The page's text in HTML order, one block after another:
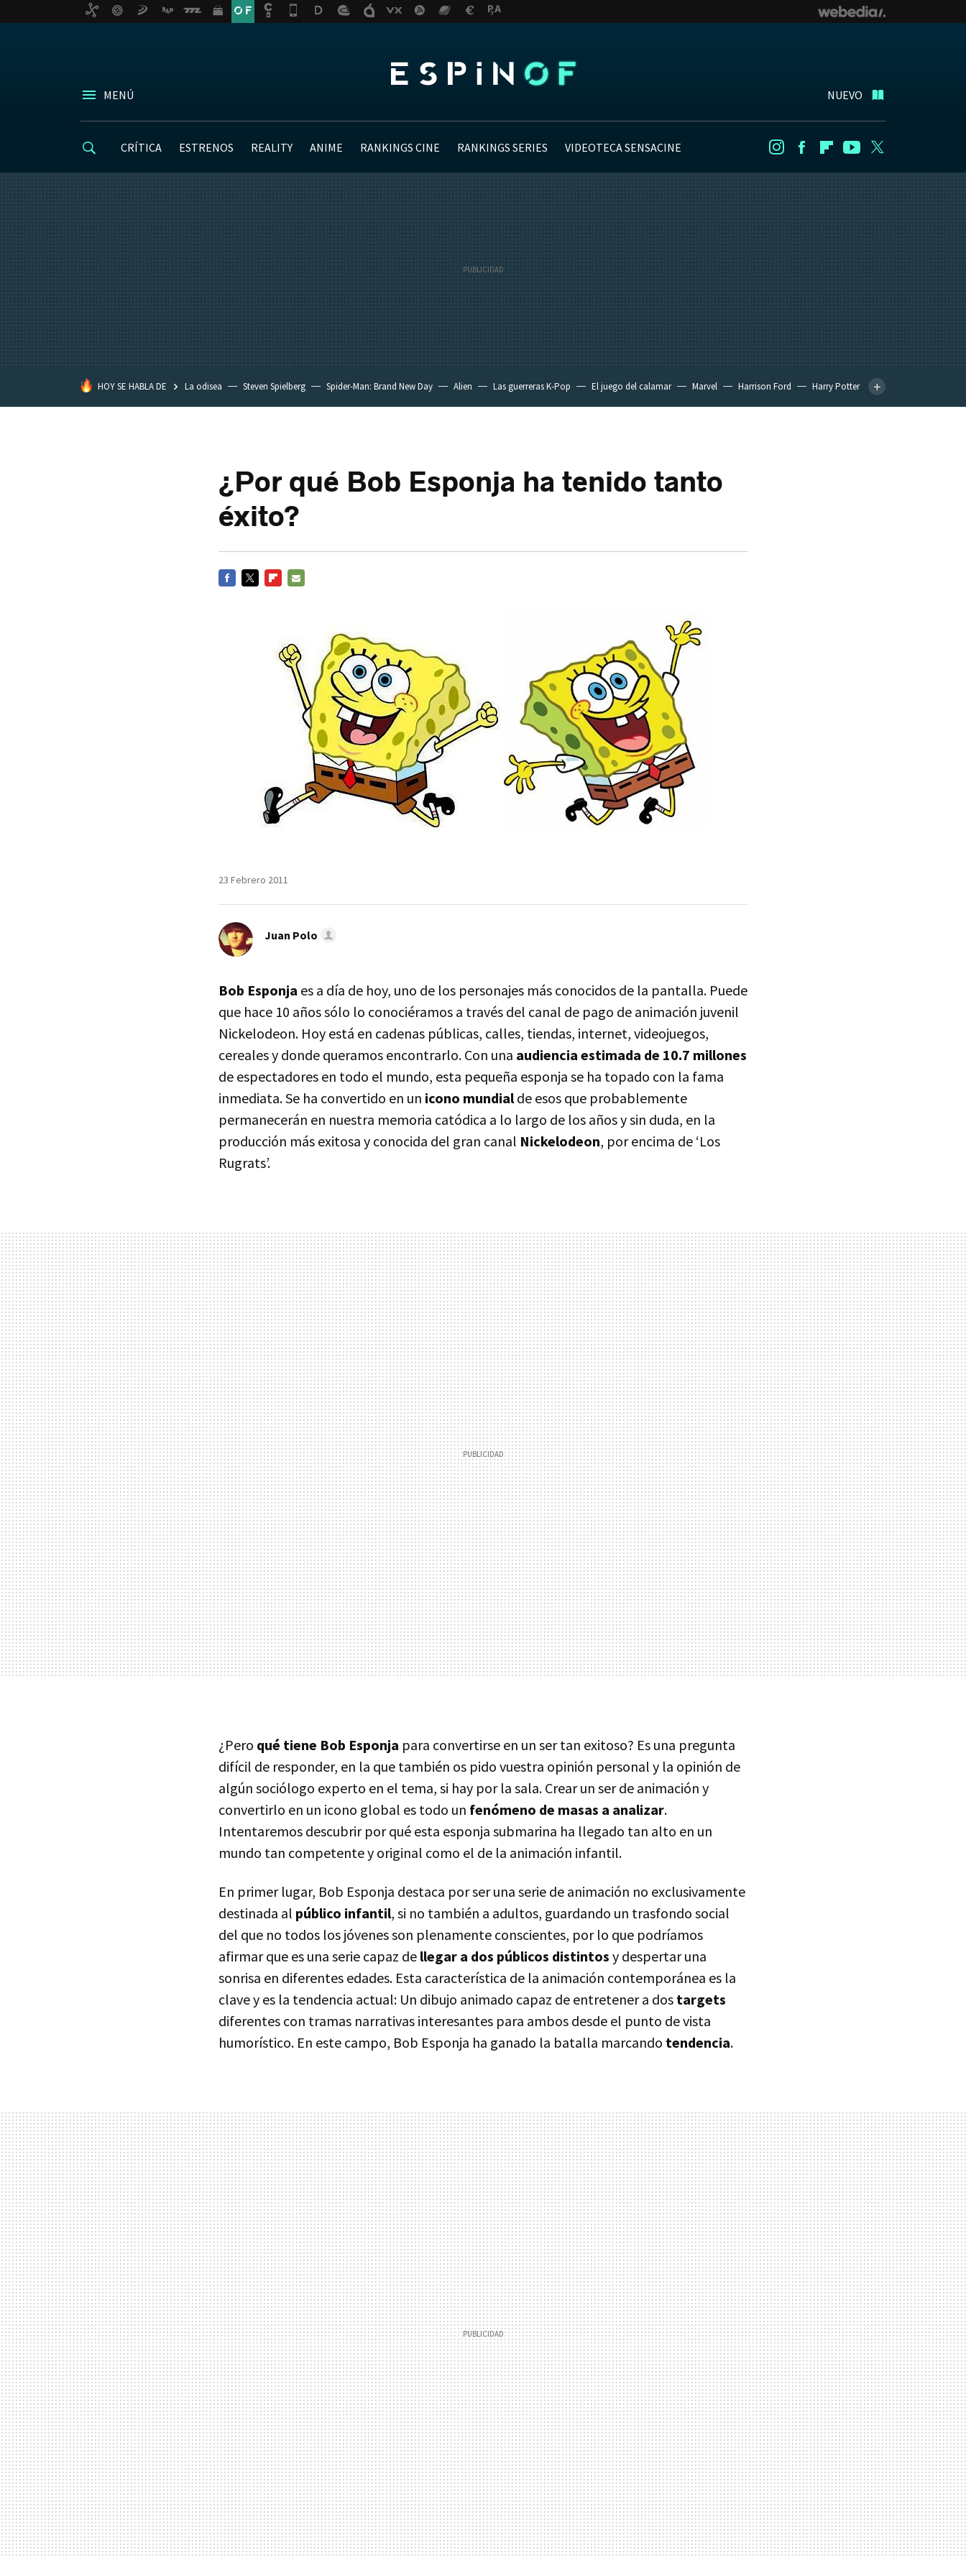
MENÚ NUEVO
CRÍTICA ESTRENOS REALITY ANIME RANKINGS CINE RANKINGS SERIES VIDEOTECA SENSACINE InstagramFacebookFlipboard
Youtube
HOY SE HABLA DE La odisea Steven Spielberg Spider-Man: Brand New Day Alien Las guerreras K-Pop El juego del calamar Marvel Harrison Ford
Harry Potter
¿Por qué Bob Esponja ha tenido tanto
éxito?
23 Febrero 2011
Juan Polo
Bob Esponja es a día de hoy, uno de los personajes más conocidos de la pantalla. Puede
que hace 10 años sólo lo conociéramos a través del canal de pago de animación juvenil
Nickelodeon. Hoy está en cadenas públicas, calles, tiendas, internet, videojuegos,
cereales y donde queramos encontrarlo. Con una audiencia estimada de 10.7 millones
de espectadores en todo el mundo, esta pequeña esponja se ha topado con la fama
inmediata. Se ha convertido en un icono mundialde esos que probablemente
permanecerán en nuestra memoria catódica a lo largo de los años y sin duda, en la
producción más exitosa y conocida del gran canal Nickelodeon, por encima de ‘Los
Rugrats’.
¿Pero qué tiene Bob Esponja para convertirse en un ser tan exitoso? Es una pregunta
difícil de responder, en la que también os pido vuestra opinión personal y la opinión de
algún sociólogo experto en el tema, si hay por la sala. Crear un ser de animación y
convertirlo en un icono global es todo un fenómeno de masas a analizar.
Intentaremos descubrir por qué esta esponja submarina ha llegado tan alto en un
mundo tan competente y original como el de la animación infantil.
En primer lugar, Bob Esponja destaca por ser una serie de animación no exclusivamente
destinada al público infantil, si no también a adultos, guardando un trasfondo social
del que no todos los jóvenes son plenamente conscientes, por lo que podríamos
afirmar que es una serie capaz de llegar a dos públicos distintos y despertar una
sonrisa en diferentes edades. Esta característica de la animación contemporánea es la
clave y es la tendencia actual: Un dibujo animado capaz de entretener a dos targets
diferentes con tramas narrativas interesantes para ambos desde el punto de vista
humorístico. En este campo, Bob Esponja ha ganado la batalla marcando tendencia.